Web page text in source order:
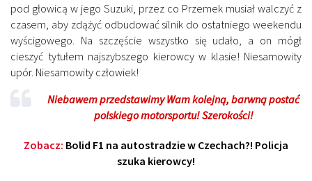
pod głowicą w jego Suzuki, przez co Przemek musiał walczyć z
czasem, aby zdążyć odbudować silnik do ostatniego weekendu
wyścigowego. Na szczęście wszystko się udało, a on mógł
cieszyć tytułem najszybszego kierowcy w klasie! Niesamowity
upór. Niesamowity człowiek!
Niebawem przedstawimy Wam kolejną, barwną postać
polskiego motorsportu! Szerokości!
Zobacz: Bolid F1 na autostradzie w Czechach?! Policja
szuka kierowcy!